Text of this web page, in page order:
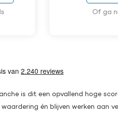
Of ga
is dit een opvallend hoge
én blijven werken aan